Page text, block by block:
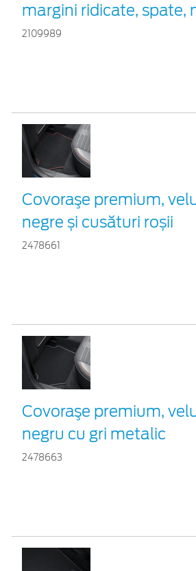
margini ridicate, spate,
2109989
Covoraşe premium,
negre și cusături roșii
2478661
Covoraşe premium,
negru cu gri metalic
2478663